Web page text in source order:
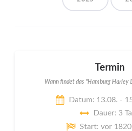
Termin
Wann findet das "Hamburg Harley
Datum: 13.08. -
Dauer: 3
Start: vor 1820